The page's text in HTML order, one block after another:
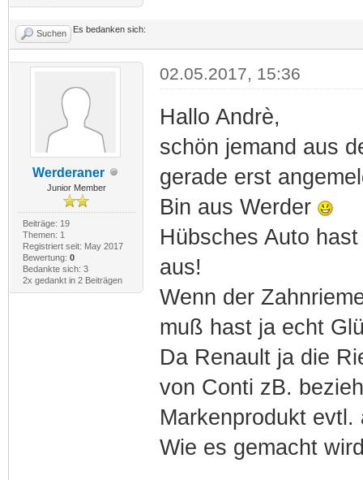
Suchen Es bedanken sich:
Werderaner
Junior Member
Beiträge: 19
Themen: 1
Registriert seit: May 2017
Bewertung: 0
Bedankte sich: 3
2x gedankt in 2 Beiträgen
02.05.2017, 15:36
Hallo Andrè,
schön jemand aus
gerade erst
Bin aus Werder
Hübsches Auto
aus!
Wenn der
muß hast ja echt
Da Renault ja die
von Conti zB.
Markenprodukt
Wie es gemacht